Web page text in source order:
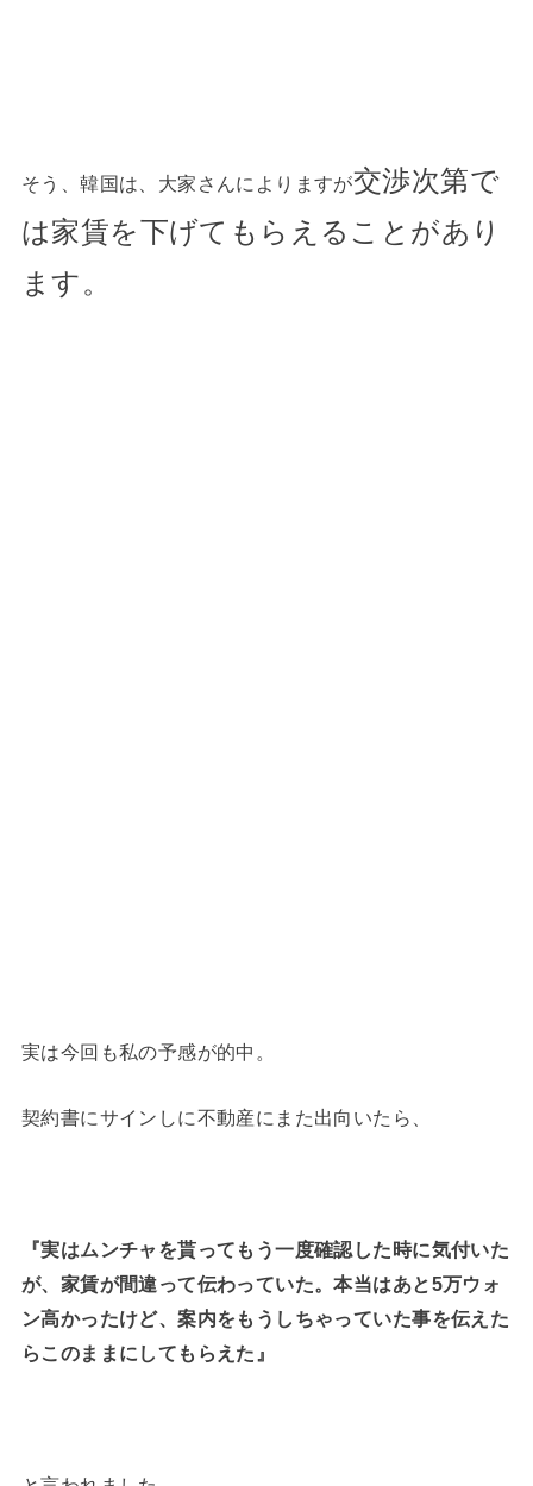
そう、韓国は、大家さんによりますが交渉次第で
は家賃を下げてもらえることがあり
ます。
実は今回も私の予感が的中。
契約書にサインしに不動産にまた出向いたら、
『実はムンチャを貰ってもう一度確認した時に気付いた
が、家賃が間違って伝わっていた。本当はあと5万ウォ
ン高かったけど、案内をもうしちゃっていた事を伝えた
らこのままにしてもらえた』